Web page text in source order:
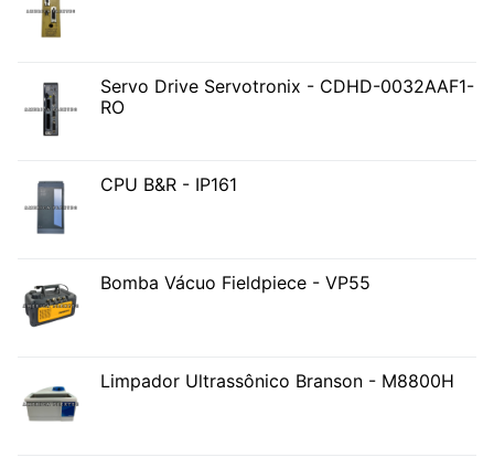
Servo Drive Servotronix - CDHD-0032AAF1-
RO
CPU B&R - IP161
Bomba Vácuo Fieldpiece - VP55
Limpador Ultrassônico Branson - M8800H